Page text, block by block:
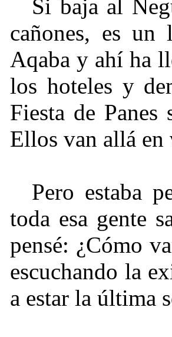
Si baja al
cañones, es
Aqaba y ahí ha
los hoteles y
Fiesta de
Ellos van allá en
Pero estaba
toda esa gente
pensé: ¿Cómo
escuchando la
a estar la última